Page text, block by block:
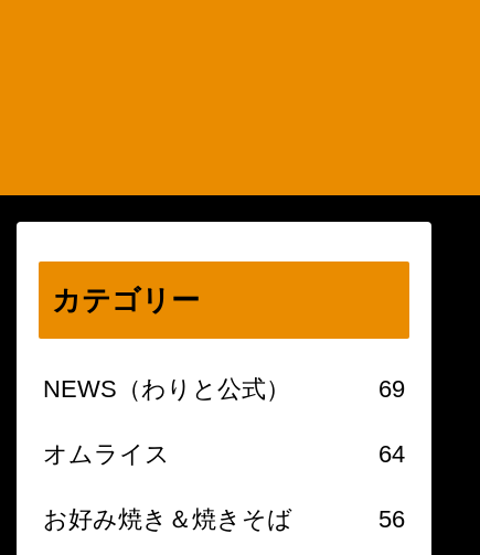
カテゴリー
NEWS（わりと公式） 69
オムライス 64
お好み焼き＆焼きそば 56